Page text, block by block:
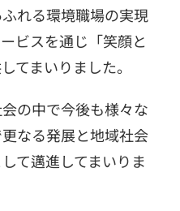
れる環境職場の実現
ビスを通じ「笑顔と
てまいりました。
の中で今後も様々な
なる発展と地域社会
て邁進してまいりま